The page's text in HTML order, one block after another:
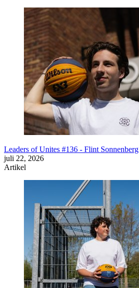
Leaders of Unites #136 - Flint Sonnenberg
juli 22, 2026
Artikel